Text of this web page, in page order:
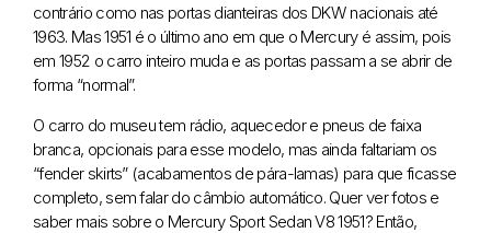
contrário como nas portas dianteiras dos DKW nacionais até
1963. Mas 1951 é o último ano em que o Mercury é assim, pois
em 1952 o carro inteiro muda e as portas passam a se abrir de
forma “normal”.
O carro do museu tem rádio, aquecedor e pneus de faixa
branca, opcionais para esse modelo, mas ainda faltariam os
“fender skirts” (acabamentos de pára-lamas) para que ficasse
completo, sem falar do câmbio automático. Quer ver fotos e
saber mais sobre o Mercury Sport Sedan V8 1951? Então,